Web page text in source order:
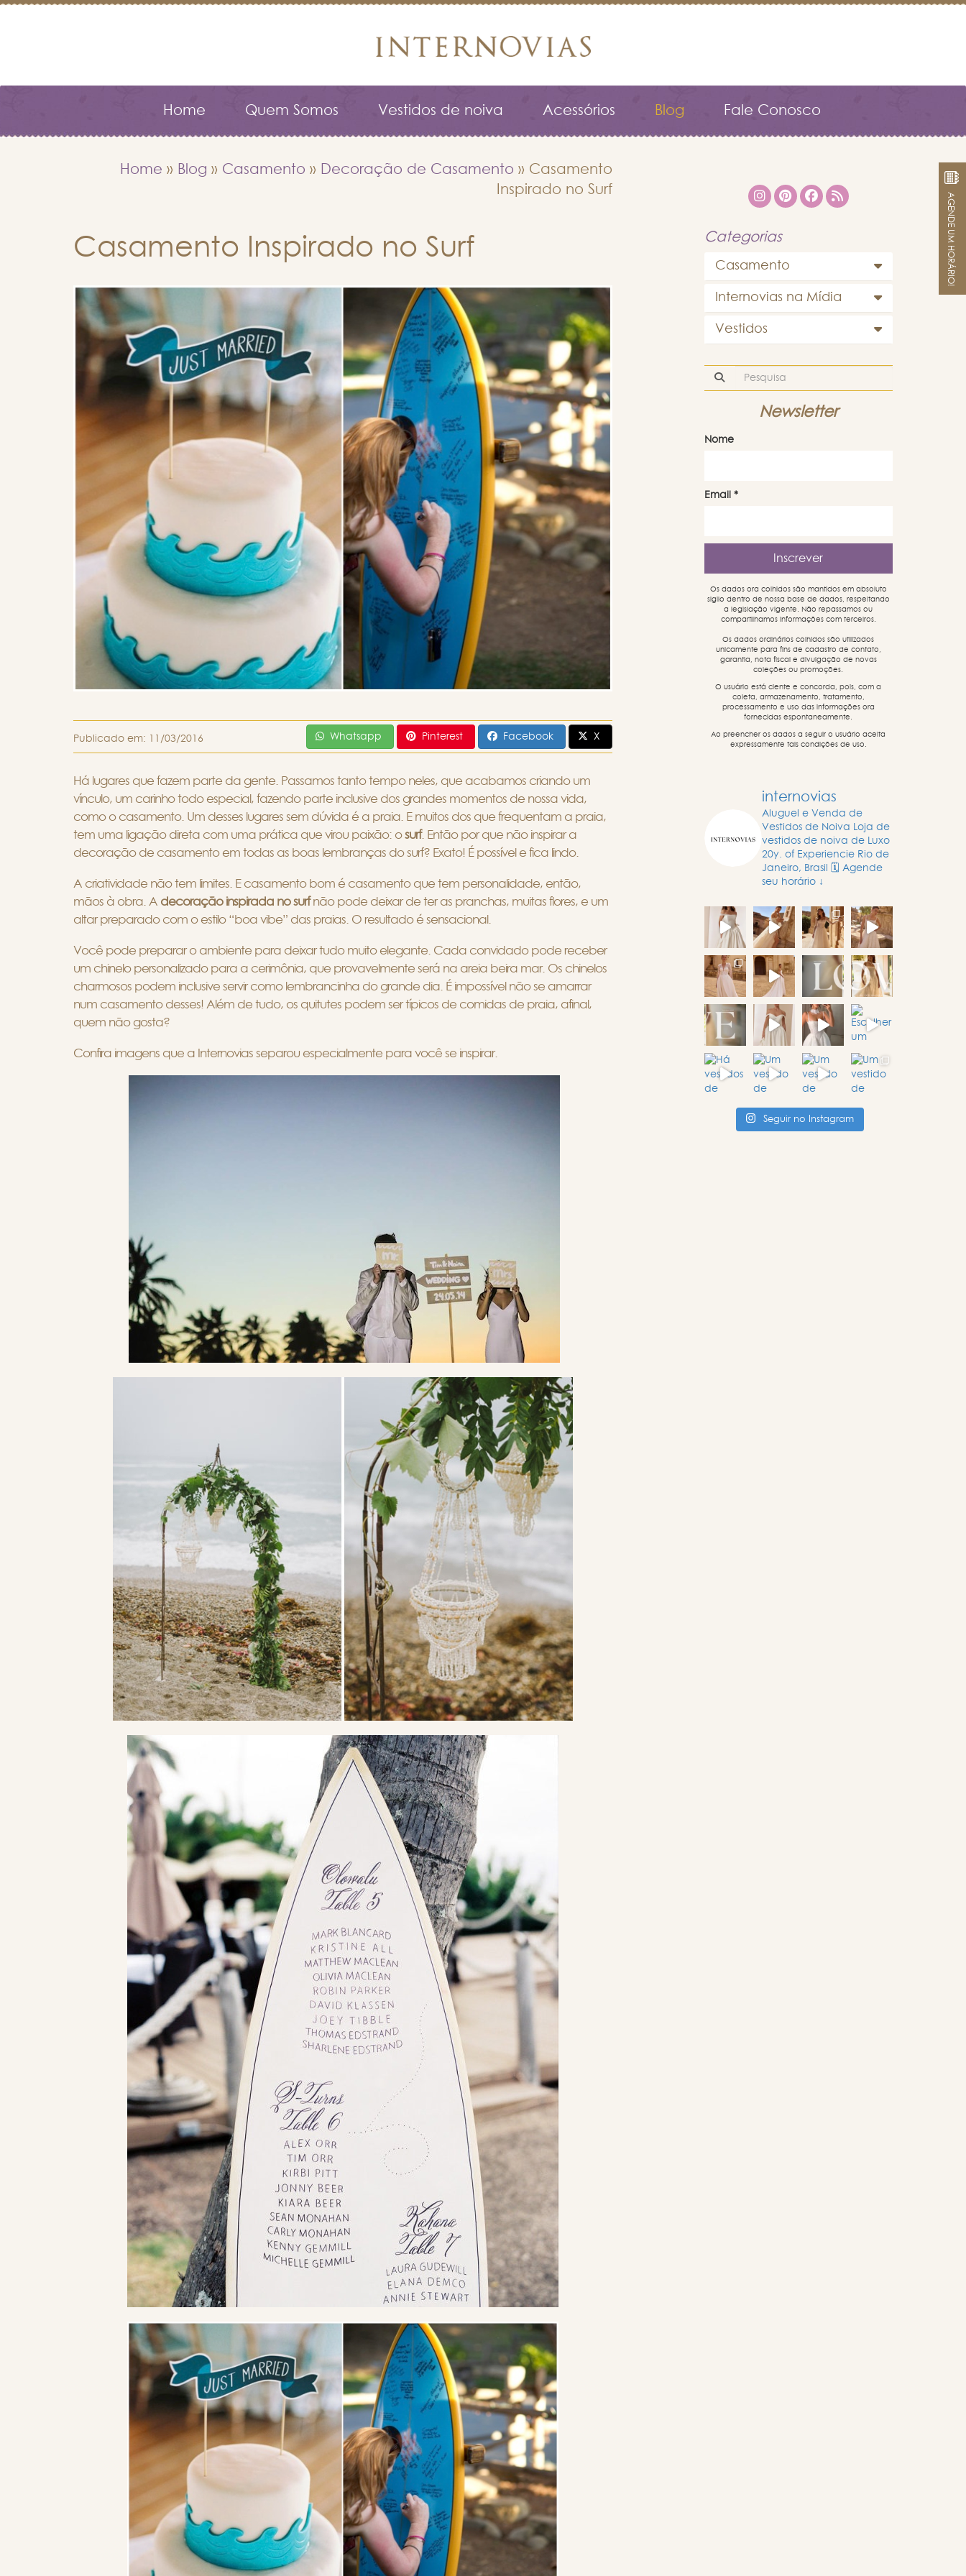
Home Quem Somos Vestidos de noiva Acessórios Blog Fale Conosco
Home » Blog » Casamento » Decoração de Casamento » Casamento
Inspirado no Surf
Casamento Inspirado no Surf
Publicado em: 11/03/2016 Whatsapp Pinterest Facebook X
Há lugares que fazem parte da gente. Passamos tanto tempo neles, que acabamos criando um
vínculo, um carinho todo especial, fazendo parte inclusive dos grandes momentos de nossa vida,
como o casamento. Um desses lugares sem dúvida é a praia. E muitos dos que frequentam a praia,
tem uma ligação direta com uma prática que virou paixão: osurf. Então por que não inspirar a
decoração de casamento em todas as boas lembranças do surf? Exato! É possível e fica lindo.
A criatividade não tem limites. E casamento bom é casamento que tem personalidade, então,
mãos à obra. A decoração inspirada no surfnão pode deixar de ter as pranchas, muitas flores, e um
altar preparado com o estilo “boa vibe” das praias. O resultado é sensacional.
Você pode preparar o ambiente para deixar tudo muito elegante. Cada convidado pode receber
um chinelo personalizado para a cerimônia, que provavelmente será na areia beira mar. Os chinelos
charmosos podem inclusive servir como lembrancinha do grande dia. É impossível não se amarrar
num casamento desses! Além de tudo, os quitutes podem ser típicos de comidas de praia, afinal,
quem não gosta?
Confira imagens que a Internovias separou especialmente para você se inspirar.
Categorias
Casamento
Internovias na Mídia
Vestidos
Newsletter
Nome
Email *
Os dados ora colhidos são mantidos em absoluto
sigilo dentro de nossa base de dados, respeitando
a legislação vigente. Não repassamos ou
compartilhamos informações com terceiros.
Os dados ordinários colhidos são utilizados
unicamente para fins de cadastro de contato,
garantia, nota fiscal e divulgação de novas
coleções ou promoções.
O usuário está ciente e concorda, pois, com a
coleta, armazenamento, tratamento,
processamento e uso das informações ora
fornecidas espontaneamente.
Ao preencher os dados a seguir o usuário aceita
expressamente tais condições de uso.
internovias
Aluguel e Venda de
Vestidos de Noiva Loja de
vestidos de noiva de Luxo
20y. of ExperiencieRio de
Janeiro, Brasil
🗓️ Agende
seu horário ↓
Seguir no Instagram
AGENDE UM HORÁRIO!